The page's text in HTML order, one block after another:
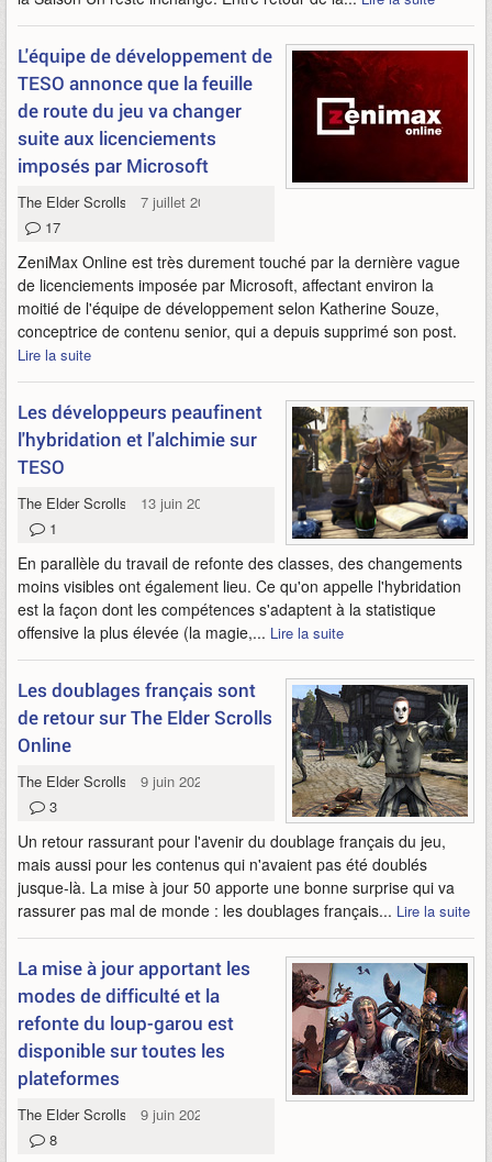
L'équipe de développement de
TESO annonce que la feuille
de route du jeu va changer
suite aux licenciements
imposés par Microsoft
The Elder Scrolls Online7 juillet 2026
17
ZeniMax Online est très durement touché par la dernière vague
de licenciements imposée par Microsoft, affectant environ la
moitié de l'équipe de développement selon Katherine Souze,
conceptrice de contenu senior, qui a depuis supprimé son post.
Lire la suite
Les développeurs peaufinent
l'hybridation et l'alchimie sur
TESO
The Elder Scrolls Online13 juin 2026
1
En parallèle du travail de refonte des classes, des changements
moins visibles ont également lieu. Ce qu'on appelle l'hybridation
est la façon dont les compétences s'adaptent à la statistique
offensive la plus élevée (la magie,... Lire la suite
Les doublages français sont
de retour sur The Elder Scrolls
Online
The Elder Scrolls Online9 juin 2026
3
Un retour rassurant pour l'avenir du doublage français du jeu,
mais aussi pour les contenus qui n'avaient pas été doublés
jusque-là. La mise à jour 50 apporte une bonne surprise qui va
rassurer pas mal de monde : les doublages français... Lire la suite
La mise à jour apportant les
modes de difficulté et la
refonte du loup-garou est
disponible sur toutes les
plateformes
The Elder Scrolls Online9 juin 2026
8